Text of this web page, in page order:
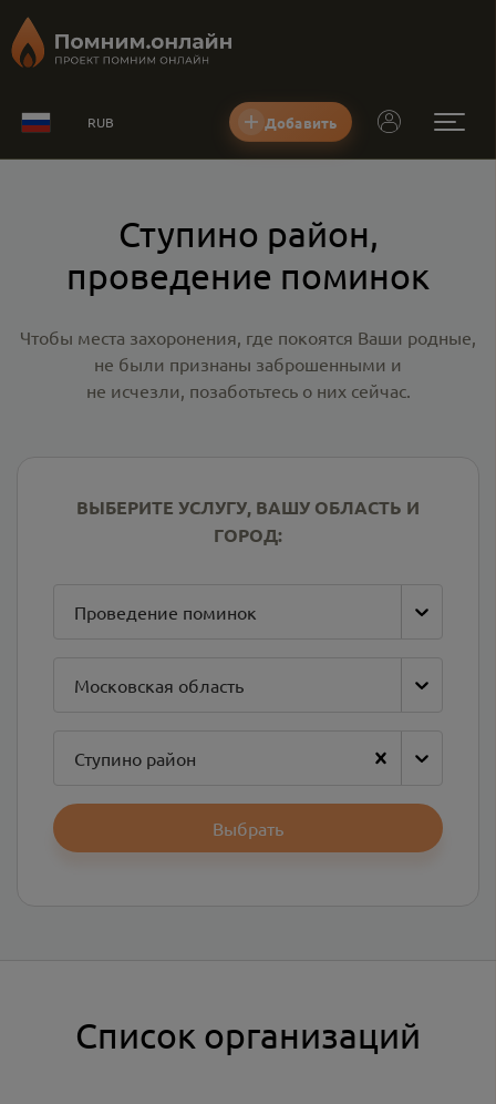
RUB Добавить
Ступино район,
проведение поминок
Чтобы места захоронения, где покоятся Ваши родные,
не были признаны заброшенными и
не исчезли, позаботьтесь о них сейчас.
ВЫБЕРИТЕ УСЛУГУ, ВАШУ ОБЛАСТЬ И
ГОРОД:
Проведение поминок
Московская область
Ступино район
Выбрать
Список организаций